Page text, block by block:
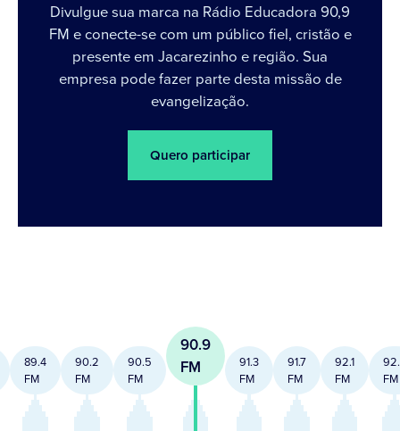
Divulgue sua marca na Rádio Educadora 90,9
FM e conecte-se com um público fiel, cristão e
presente em Jacarezinho e região. Sua
empresa pode fazer parte desta missão de
evangelização.
Quero participar
89.4
FM
90.2
FM
90.5
FM
90.9
FM
91.3
FM
91.7
FM
92.1
FM
FM